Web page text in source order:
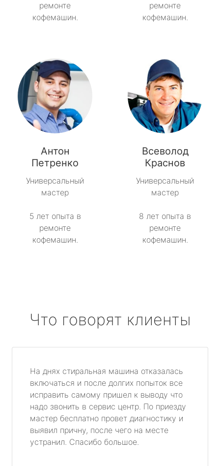
ремонте
кофемашин.
ремонте
кофемашин.
Антон
Петренко
Универсальный
мастер
5 лет опыта в
ремонте
кофемашин.
Всеволод
Краснов
Универсальный
мастер
8 лет опыта в
ремонте
кофемашин.
Что говорят клиенты
На днях стиральная машина отказалась
включаться и после долгих попыток все
исправить самому пришел к выводу что
надо звонить в сервис центр. По приезду
мастер бесплатно провет диагностику и
выявил причну, после чего на месте
устранил. Спасибо большое.